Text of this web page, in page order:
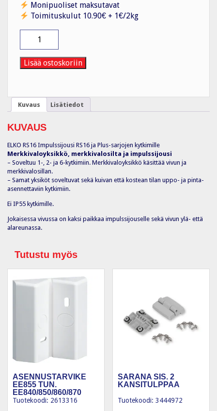
Monipuoliset maksutavat
Toimituskulut 10.90€ + 1€/2kg
IMPULSSIJOUSI
KYTKIMILLE
määrä
Lisää ostoskoriin
Kuvaus Lisätiedot
KUVAUS
ELKO RS16 Impulssijousi RS16 ja Plus-sarjojen kytkimille
Merkkivaloyksikkö, merkkivalosilta ja impulssijousi
– Soveltuu 1-, 2- ja 6-kytkimiin. Merkkivaloyksikkö käsittää vivun ja
merkkivalosillan.
– Samat yksiköt soveltuvat sekä kuivan että kostean tilan uppo- ja pinta-
asennettaviin kytkimiin.
Ei IP55 kytkimille.
Jokaisessa vivussa on kaksi paikkaa impulssijouselle sekä vivun ylä- että
alareunassa.
Tutustu myös
ASENNUSTARVIKE
EE855 TUN.
EE840/850/860/870
Tuotekoodi: 2613316
SARANA SIS. 2
KANSITULPPAA
Tuotekoodi: 3444972